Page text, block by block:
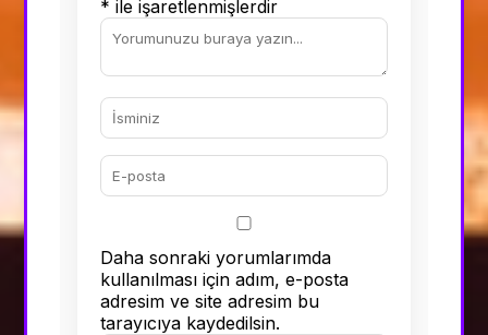
* ile işaretlenmişlerdir
Daha sonraki yorumlarımda
kullanılması için adım, e-posta
adresim ve site adresim bu
tarayıcıya kaydedilsin.